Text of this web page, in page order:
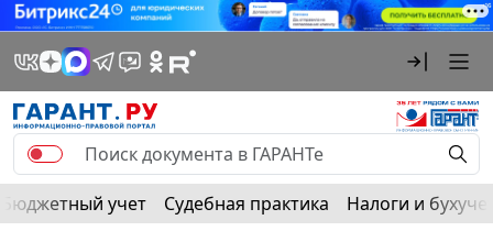
Бюджетный учет Судебная практика Налоги и